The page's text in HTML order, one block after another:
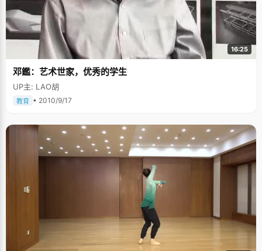
16:25
邓鑑：艺术世家，优秀的学生
UP主: LAO胡
教育 • 2010/9/17